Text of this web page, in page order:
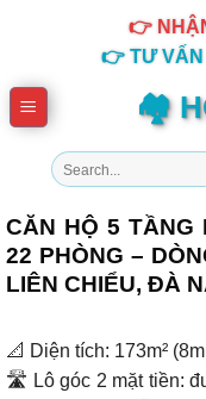
👉
👉 TƯ VẤN
🏘️
Tìm
kiếm:
CĂN HỘ 5
22 PHÒNG –
LIÊN CHIỂU, ĐÀ
📐 Diện tích: 173m²
🛣 Lô góc 2 mặt tiền: